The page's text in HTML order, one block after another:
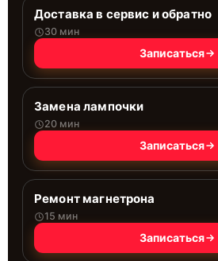
Доставка в сервис и обратно
30 мин
Записаться
Замена лампочки
20 мин
Записаться
Ремонт магнетрона
15 мин
Записаться